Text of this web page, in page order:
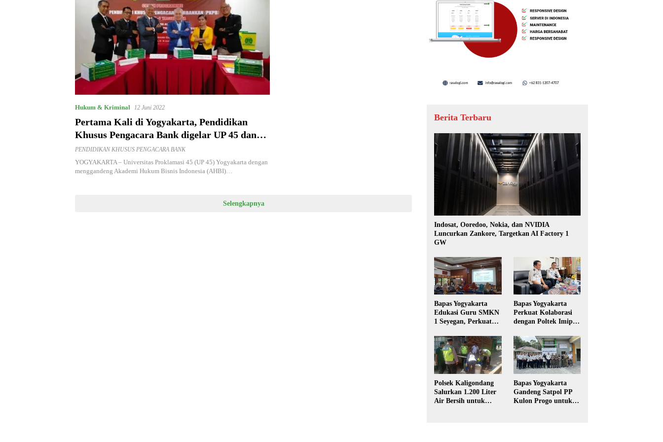
Hukum & Kriminal 12 Juni 2022
Pertama Kali di Yogyakarta, Pendidikan
Khusus Pengacara Bank digelar UP 45 dan
AHBI
PENDIDIKAN KHUSUS PENGACARA BANK
YOGYAKARTA – Universitas Proklamasi 45 (UP 45) Yogyakarta dengan
menggandeng Akademi Hukum Bisnis Indonesia (AHBI)…
Selengkapnya
Berita Terbaru
Indosat, Ooredoo, Nokia, dan NVIDIA
Luncurkan Zankore, Targetkan AI Factory 1
GW
Bapas Yogyakarta
Edukasi Guru SMKN
1 Seyegan, Perkuat
Hukum di Sekolah
Bapas Yogyakarta
Perkuat Kolaborasi
dengan Poltek Imipas,
Magang Taruna
Polsek Kaligondang
Salurkan 1.200 Liter
Air Bersih untuk
Bapas Yogyakarta
Gandeng Satpol PP
Kulon Progo untuk